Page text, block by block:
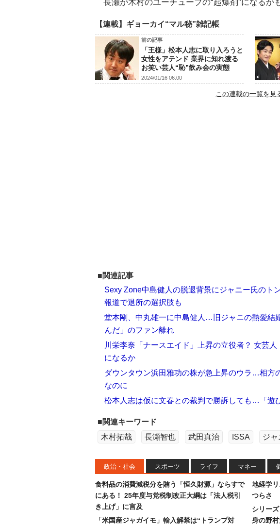
長瀬が木村のユーチューブの“起爆剤”になるか
【連載】ギョーカイ“マル秘”雑記帳
前の記事
「王様」松本人志に取り入ろうと
女性をアテンド 業界に知れ渡る
お笑い芸人“恥”飲み会の実態
2024/01/16 06:00
この連載の一覧を見
■関連記事
Sexy Zone中島健人の脱退背景にジャニー氏のト
報道で退所の選択肢も
堂本剛、中丸雄一に中島健人…旧ジャニの熱愛結
んだ」のファン離れ
川栄李奈「ナースエイド」上昇の立役者？ 女芸人
になるか
ダウンタウン浜田雅功の株が急上昇のウラ…相方
なのに
松本人志は仮に文春との裁判で勝訴しても…「遊
■関連キーワード
木村拓哉
長瀬智也 武田真治 ISSA ジ
政治・社会 スポーツ ライフ マネー
食料品の消費減税分を賄う「恒久財源」ならすで
にある！ 25年度与党税制改正大綱は「法人税引
き上げ」に言及
「米国産ジャガイモ」輸入解禁は“トランプ対
地経学
つらさ
シリー
身の野